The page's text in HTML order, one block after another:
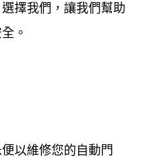
擇我們，讓我們幫助
。
以維修您的自動門